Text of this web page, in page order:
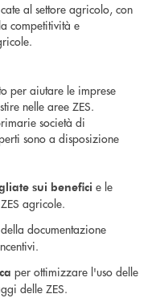
al settore agricolo, con
competitività e
per aiutare le imprese
nelle aree ZES.
società di
sono a disposizione
sui benefici e le
agricole.
documentazione
per ottimizzare l'uso delle
delle ZES.